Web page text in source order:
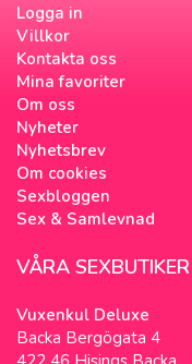
Logga in
Villkor
Kontakta oss
Mina favoriter
Om oss
Nyheter
Nyhetsbrev
Om cookies
Sexbloggen
Sex & Samlevnad
VÅRA SEXBUTIKER
Vuxenkul Deluxe
Backa Bergögata 4